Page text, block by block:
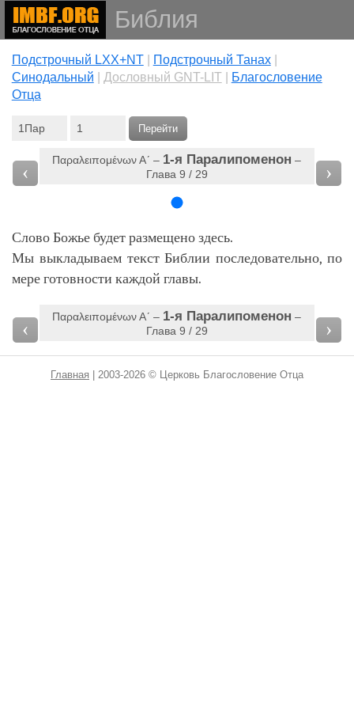
Библия
Подстрочный LXX+NT| Подстрочный Танах|
Cинодальный
Дословный GNT-LIT|
Благословение
Отца
Перейти
‹
Παραλειπομένων Αʹ‎ – 1-я Паралипоменон –
Глава 9 / 29
›
Слово Божье будет размещено здесь.
Мы выкладываем текст Библии последовательно, по
мере готовности каждой главы.
‹
Παραλειπομένων Αʹ‎ – 1-я Паралипоменон –
Глава 9 / 29
›
Главная | 2003-2026 © Церковь Благословение Отца